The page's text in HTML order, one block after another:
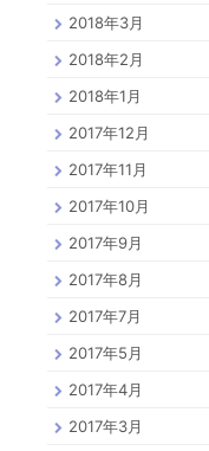
2018年3月
2018年2月
2018年1月
2017年12月
2017年11月
2017年10月
2017年9月
2017年8月
2017年7月
2017年5月
2017年4月
2017年3月